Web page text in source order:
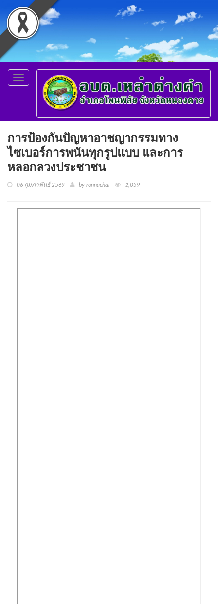
Toggle
navigation
การป้องกันปัญหาอาชญากรรมทาง
ไซเบอร์การพนันทุกรูปแบบ และการ
หลอกลวงประชาชน
06 กุมภาพันธ์ 2569 by ronnachai 2,059